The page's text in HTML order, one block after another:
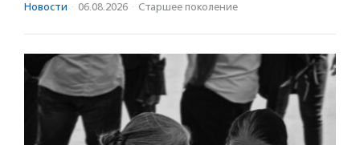
Новости · 06.08.2026 · Старшее поколение